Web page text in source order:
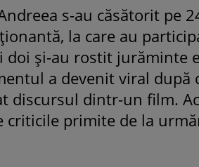
s-au căsătorit pe
la care au
doi și-au rostit jurăminte
a devenit viral după
discursul dintr-un film.
criticile primite de la